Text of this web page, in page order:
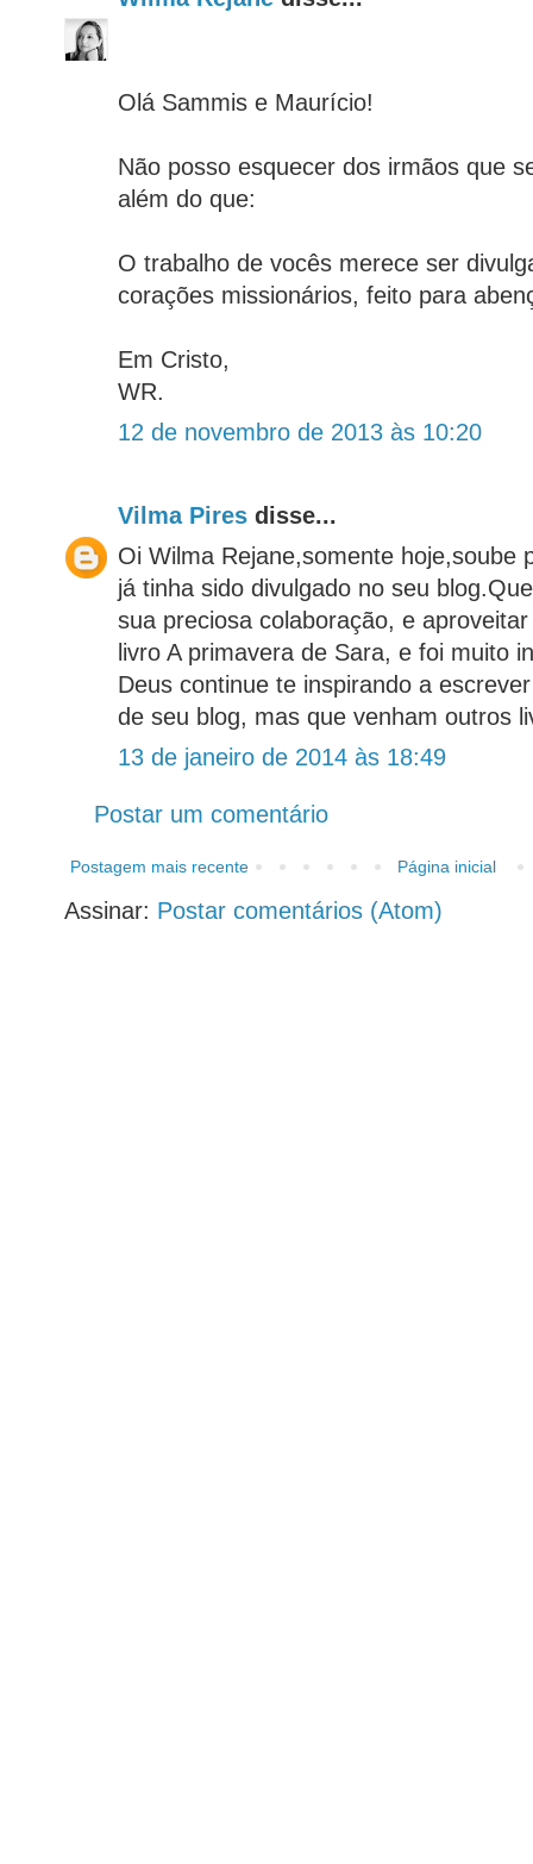
Olá Sammis e Maurício!
Não posso esquecer dos irmãos que
além do que:
O trabalho de vocês merece ser
corações missionários, feito para
Em Cristo,
WR.
12 de novembro de 2013 às 10:20
Vilma Pires disse...
Oi Wilma Rejane,somente hoje,soube
já tinha sido divulgado no seu
sua preciosa colaboração, e
livro A primavera de Sara, e foi muito
Deus continue te inspirando a
de seu blog, mas que venham outros
13 de janeiro de 2014 às 18:49
Postar um comentário
Postagem mais recente Página inicial
Assinar: Postar comentários (Atom)